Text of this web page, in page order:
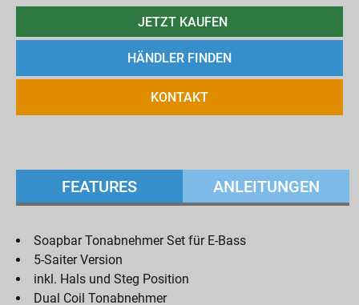
JETZT KAUFEN
HÄNDLER FINDEN
KONTAKT
FEATURES ANLEITUNGEN
Soapbar Tonabnehmer Set für E-Bass
5-Saiter Version
inkl. Hals und Steg Position
Dual Coil Tonabnehmer